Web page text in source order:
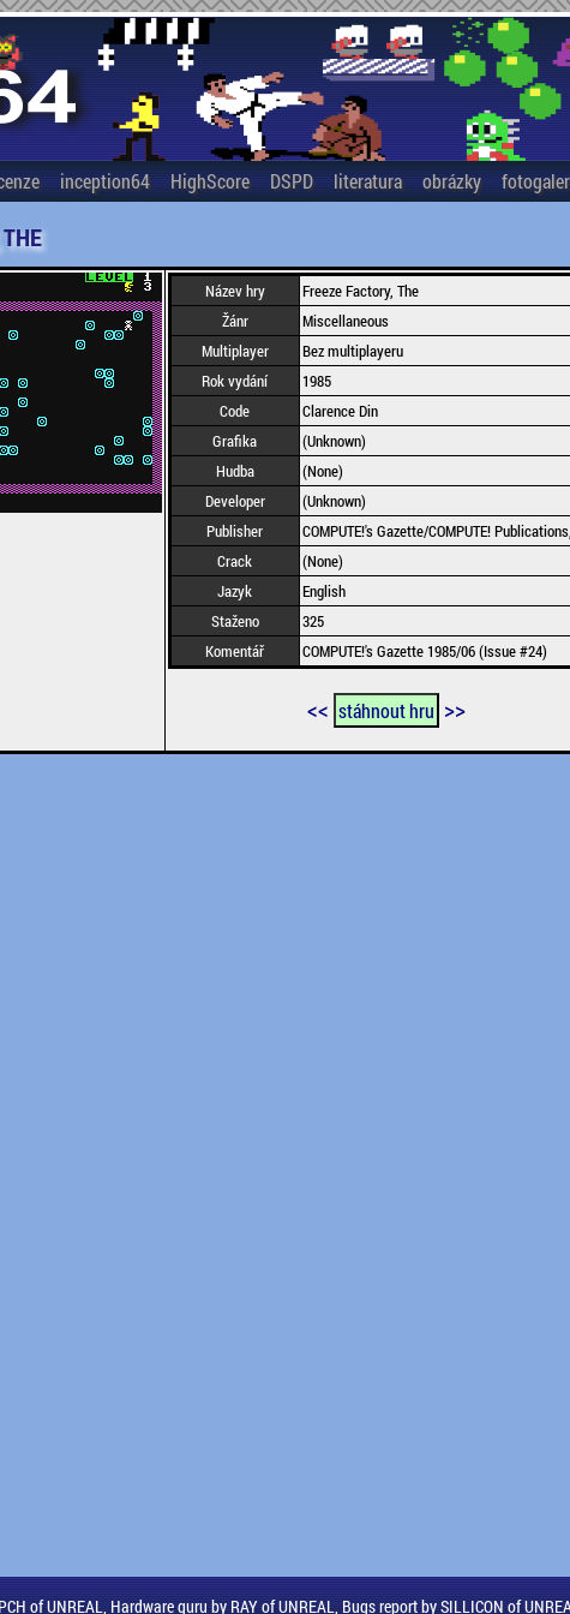
inception64 HighScore DSPD literatura obrázky
Název hry
Freeze Factory, The
Žánr
Miscellaneous
Multiplayer
Bez multiplayeru
Rok vydání
1985
Code
Clarence Din
Grafika
(Unknown)
Hudba
(None)
Developer
(Unknown)
Publisher
COMPUTE!'s Gazette/COMPUTE!
Crack
(None)
Jazyk
English
Staženo
325
Komentář
COMPUTE!'s Gazette 1985/06 (Issue #24)
<< stáhnout hru >>
of UNREAL, Hardware guru by RAY of UNREAL, Bugs report by SILLICON of